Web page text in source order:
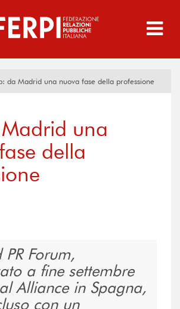
da Madrid una nuova fase della professione
una
della
Forum,
a fine settembre
Alliance in Spagna,
con un